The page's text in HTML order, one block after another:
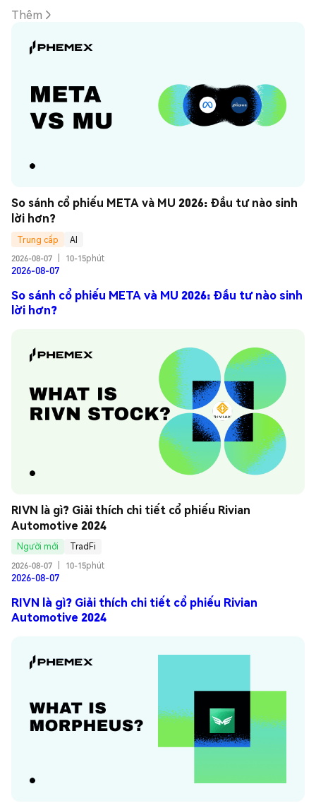
Thêm
So sánh cổ phiếu META và MU 2026: Đầu tư nào sinh
lời hơn?
Trung cấp
AI
2026-08-07
10-15phút
2026-08-07
So sánh cổ phiếu META và MU 2026: Đầu tư nào sinh
lời hơn?
RIVN là gì? Giải thích chi tiết cổ phiếu Rivian
Automotive 2024
Người mới
TradFi
2026-08-07
10-15phút
2026-08-07
RIVN là gì? Giải thích chi tiết cổ phiếu Rivian
Automotive 2024